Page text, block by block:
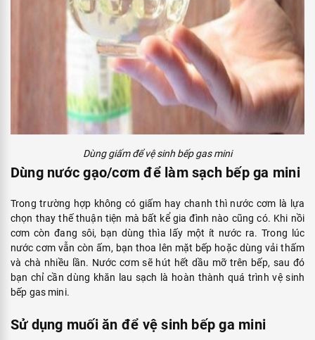
Dùng giấm để vệ sinh bếp gas mini
Dùng nước gạo/cơm để làm sạch bếp ga mini
Trong trường hợp không có giấm hay chanh thì nước cơm là lựa
chọn thay thế thuận tiện mà bất kể gia đình nào cũng có. Khi nồi
cơm còn đang sôi, bạn dùng thìa lấy một ít nước ra. Trong lúc
nước cơm vẫn còn ấm, bạn thoa lên mặt bếp hoặc dùng vải thấm
và chà nhiều lần. Nước cơm sẽ hút hết dầu mỡ trên bếp, sau đó
bạn chỉ cần dùng khăn lau sạch là hoàn thành quá trình vệ sinh
bếp gas mini.
Sử dụng muối ăn để vệ sinh bếp ga mini